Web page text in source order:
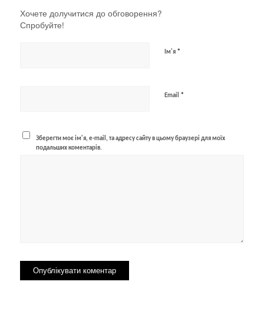
Хочете долучитися до обговорення?
Спробуйте!
Ім'я *
Email *
Зберегти моє ім'я, e-mail, та адресу сайту в цьому браузері для моїх
подальших коментарів.